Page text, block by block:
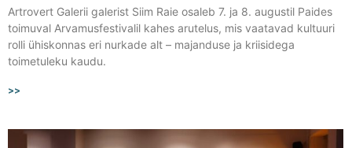
Artrovert Galerii galerist Siim Raie osaleb 7. ja 8. augustil Paides
toimuval Arvamusfestivalil kahes arutelus, mis vaatavad kultuuri
rolli ühiskonnas eri nurkade alt – majanduse ja kriisidega
toimetuleku kaudu.
>>